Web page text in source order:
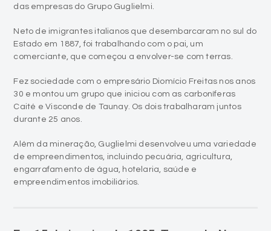
Estado em 1887, foi trabalhando com o pai, um
Fez sociedade com o empresário Diomício Freitas nos anos
30 e montou um grupo que iniciou com as carboníferas
durante 25 anos.
Além da mineração, Guglielmi desenvolveu uma variedade
de empreendimentos, incluindo pecuária, agricultura,
empreendimentos imobiliários.